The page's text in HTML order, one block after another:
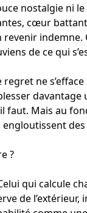
nostalgie ni
cœur
de ce qui
ne
davantage
faut. Mais au
?
qui calcule
de l’extérieur,